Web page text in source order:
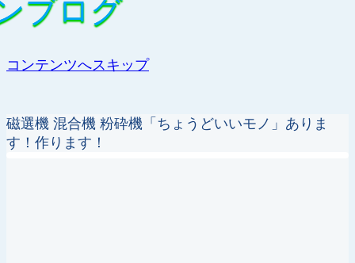
コンテンツへスキップ
磁選機 混合機 粉砕機「ちょうどいいモノ」ありま
す！作ります！
ブログ
ブログ